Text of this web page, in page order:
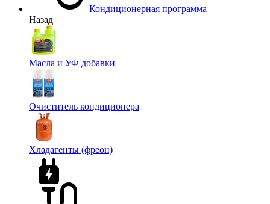
Кондиционерная программа
Назад
Масла и УФ добавки
Очиститель кондиционера
Хладагенты (фреон)